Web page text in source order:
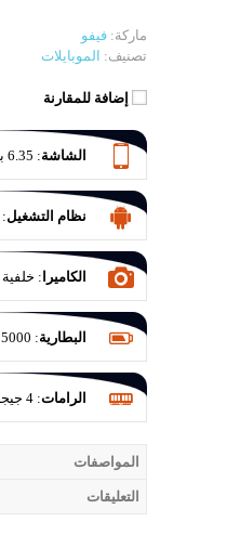
ماركة: فيفو
تصنيف: الموبايلات
إضافة للمقارنة
الشاشة: 6.35 بوصة بها نوتش صغير
نظام التشغيل:
الكاميرا :
F/2.2 والاخيرة 2 م.ب بفتحة عدسة F/2.4
البطارية:
5000
الرامات: 4 جيجا رام
المواصفات
التعليقات